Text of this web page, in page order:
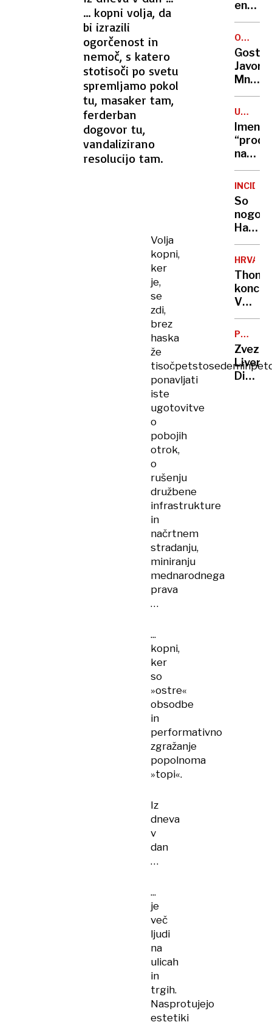
... kopni volja, da
bi izrazili
ogorčenost in
nemoč, s katero
stotisoči po svetu
spremljamo pokol
tu, masaker tam,
ferderban
dogovor tu,
vandalizirano
resolucijo tam.
Volja
kopni,
ker
je,
se
zdi,
brez
haska
že
ponavljati
iste
ugotovitve
o
pobojih
otrok,
o
rušenju
družbene
infrastrukture
in
načrtnem
stradanju,
miniranju
mednarodnega
prava
…
...
kopni,
ker
so
»ostre«
obsodbe
in
performativno
zgražanje
popolnoma
»topi«.
Iz
dneva
v
dan
…
...
je
več
ljudi
na
ulicah
in
trgih.
Nasprotujejo
estetiki
moral
let
ena
žrtev
Spolne
so
se
redno
OCENA
idej
in
krušna
peč
UTAJA
DAVKOV
Imena
našli
v
So
na
Bledu
V
že
vlada
stanje
PRI
28
LETIH
Diogo